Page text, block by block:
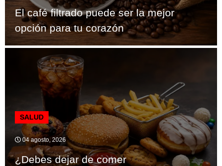
El café filtrado puede ser la mejor
opción para tu corazón
SALUD
04 agosto, 2026
¿Debes dejar de comer